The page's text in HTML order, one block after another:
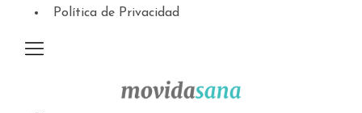
Política de Privacidad